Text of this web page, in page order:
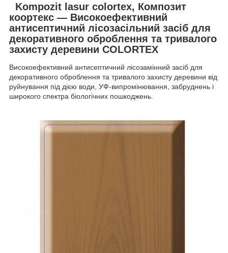
Kompozit lasur colortex, Композит
коортекс — Високоефективний
антисептичний лісозасільний засіб для
декоративного оброблення та тривалого
захисту деревини COLORTEX
Високоефективний антисептичний лісозамінний засіб для
декоративного оброблення та тривалого захисту деревини від
руйнування під дією води, УФ-випромінювання, забруднень і
широкого спектра біологічних пошкоджень.